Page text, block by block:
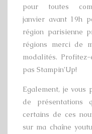
pour toutes
janvier avant 19h
région parisienne
régions merci de
modalités.
pas Stampin’Up!
Egalement, je
de présentations
certains de ces
sur ma chaîne